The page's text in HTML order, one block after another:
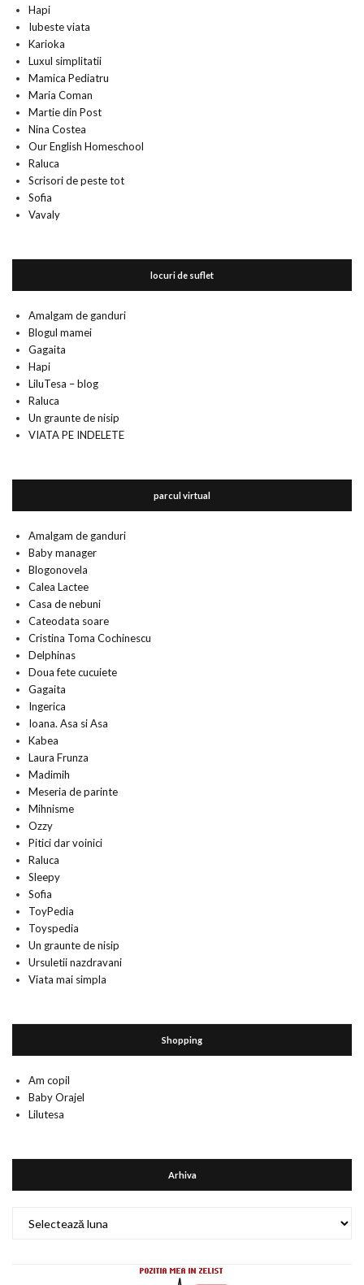
Hapi
Iubeste viata
Karioka
Luxul simplitatii
Mamica Pediatru
Maria Coman
Martie din Post
Nina Costea
Our English Homeschool
Raluca
Scrisori de peste tot
Sofia
Vavaly
locuri de suflet
Amalgam de ganduri
Blogul mamei
Gagaita
Hapi
LiluTesa – blog
Raluca
Un graunte de nisip
VIATA PE INDELETE
parcul virtual
Amalgam de ganduri
Baby manager
Blogonovela
Calea Lactee
Casa de nebuni
Cateodata soare
Cristina Toma Cochinescu
Delphinas
Doua fete cucuiete
Gagaita
Ingerica
Ioana. Asa si Asa
Kabea
Laura Frunza
Madimih
Meseria de parinte
Mihnisme
Ozzy
Pitici dar voinici
Raluca
Sleepy
Sofia
ToyPedia
Toyspedia
Un graunte de nisip
Ursuletii nazdravani
Viata mai simpla
Shopping
Am copil
Baby Orajel
Lilutesa
Arhiva